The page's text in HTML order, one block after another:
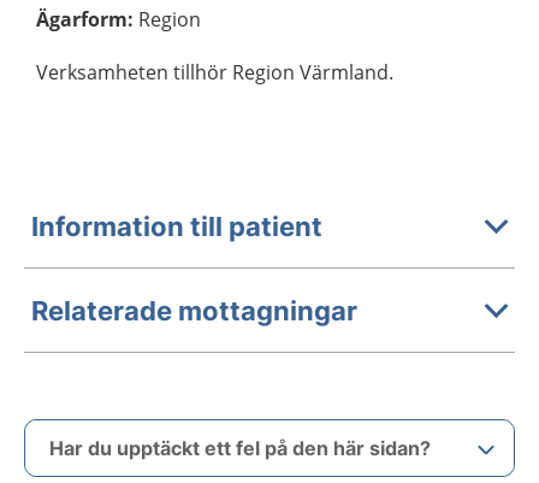
Ägarform: Region
Verksamheten tillhör Region Värmland.
Information till patient
Relaterade mottagningar
Har du upptäckt ett fel på den här sidan?